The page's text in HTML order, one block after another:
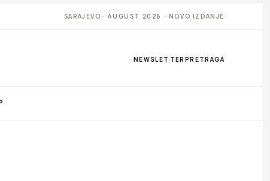
SARAJEVO · AUGUST 2026 · NOVO IZDANJE
NEWSLETTER PRETRAGA